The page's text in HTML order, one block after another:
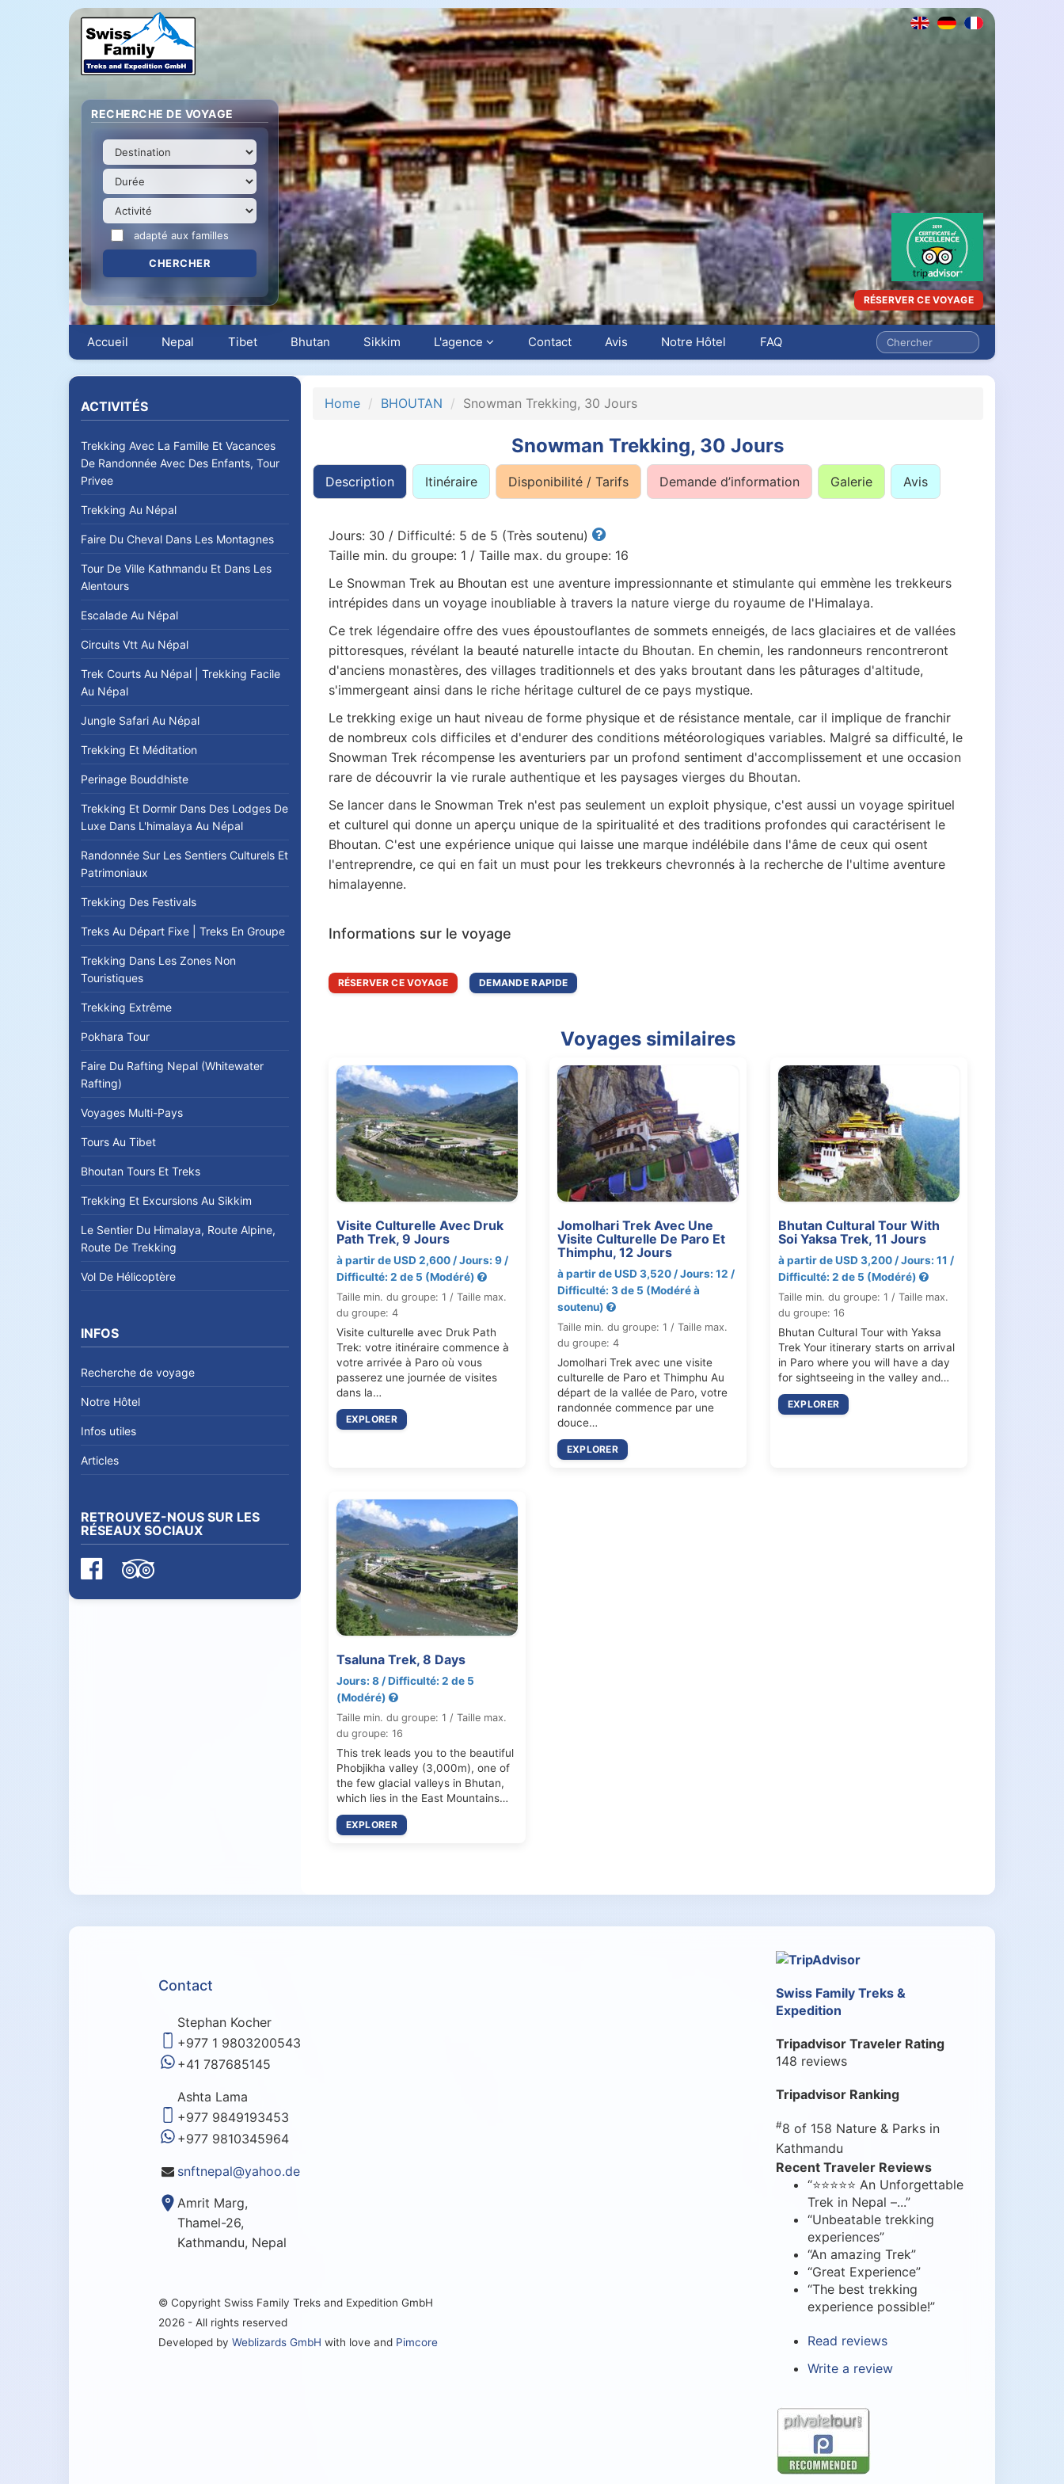
RECHERCHE DE VOYAGE
adapté aux familles
RÉSERVER CE VOYAGE
Accueil Nepal Tibet Bhutan Sikkim L'agence Contact Avis Notre Hôtel FAQ
ACTIVITÉS
Trekking Avec La Famille Et Vacances
De Randonnée Avec Des Enfants, Tour
Privee
Trekking Au Népal
Faire Du Cheval Dans Les Montagnes
Tour De Ville Kathmandu Et Dans Les
Alentours
Escalade Au Népal
Circuits Vtt Au Népal
Trek Courts Au Népal | Trekking Facile
Au Népal
Jungle Safari Au Népal
Trekking Et Méditation
Perinage Bouddhiste
Trekking Et Dormir Dans Des Lodges De
Luxe Dans L'himalaya Au Népal
Randonnée Sur Les Sentiers Culturels Et
Patrimoniaux
Trekking Des Festivals
Treks Au Départ Fixe | Treks En Groupe
Trekking Dans Les Zones Non
Touristiques
Trekking Extrême
Pokhara Tour
Faire Du Rafting Nepal (Whitewater
Rafting)
Voyages Multi-Pays
Tours Au Tibet
Bhoutan Tours Et Treks
Trekking Et Excursions Au Sikkim
Le Sentier Du Himalaya, Route Alpine,
Route De Trekking
Vol De Hélicoptère
INFOS
Recherche de voyage
Notre Hôtel
Infos utiles
Articles
RETROUVEZ-NOUS SUR LES
RÉSEAUX SOCIAUX
Home BHOUTAN Snowman Trekking, 30 Jours
Snowman Trekking, 30 Jours
Description Itinéraire Disponibilité / Tarifs Demande d’information Galerie Avis
Jours: 30 / Difficulté: 5 de 5 (Très soutenu)
Taille min. du groupe: 1 / Taille max. du groupe: 16
Le Snowman Trek au Bhoutan est une aventure impressionnante et stimulante qui emmène les trekkeurs
intrépides dans un voyage inoubliable à travers la nature vierge du royaume de l'Himalaya.
Ce trek légendaire offre des vues époustouflantes de sommets enneigés, de lacs glaciaires et de vallées
pittoresques, révélant la beauté naturelle intacte du Bhoutan. En chemin, les randonneurs rencontreront
d'anciens monastères, des villages traditionnels et des yaks broutant dans les pâturages d'altitude,
s'immergeant ainsi dans le riche héritage culturel de ce pays mystique.
Le trekking exige un haut niveau de forme physique et de résistance mentale, car il implique de franchir
de nombreux cols difficiles et d'endurer des conditions météorologiques variables. Malgré sa difficulté, le
Snowman Trek récompense les aventuriers par un profond sentiment d'accomplissement et une occasion
rare de découvrir la vie rurale authentique et les paysages vierges du Bhoutan.
Se lancer dans le Snowman Trek n'est pas seulement un exploit physique, c'est aussi un voyage spirituel
et culturel qui donne un aperçu unique de la spiritualité et des traditions profondes qui caractérisent le
Bhoutan. C'est une expérience unique qui laisse une marque indélébile dans l'âme de ceux qui osent
l'entreprendre, ce qui en fait un must pour les trekkeurs chevronnés à la recherche de l'ultime aventure
himalayenne.
Informations sur le voyage
RÉSERVER CE VOYAGE DEMANDE RAPIDE
Voyages similaires
Visite Culturelle Avec Druk
Path Trek, 9 Jours
à partir de USD 2,600 / Jours: 9 /
Difficulté: 2 de 5 (Modéré)
Taille min. du groupe: 1 / Taille max.
du groupe: 4
Visite culturelle avec Druk Path
Trek: votre itinéraire commence à
votre arrivée à Paro où vous
passerez une journée de visites
dans la…
EXPLORER
Jomolhari Trek Avec Une
Visite Culturelle De Paro Et
Thimphu, 12 Jours
à partir de USD 3,520 / Jours: 12 /
Difficulté: 3 de 5 (Modéré à
soutenu)
Taille min. du groupe: 1 / Taille max.
du groupe: 4
Jomolhari Trek avec une visite
culturelle de Paro et Thimphu Au
départ de la vallée de Paro, votre
randonnée commence par une
douce…
EXPLORER
Bhutan Cultural Tour With
Soi Yaksa Trek, 11 Jours
à partir de USD 3,200 / Jours: 11 /
Difficulté: 2 de 5 (Modéré)
Taille min. du groupe: 1 / Taille max.
du groupe: 16
Bhutan Cultural Tour with Yaksa
Trek Your itinerary starts on arrival
in Paro where you will have a day
for sightseeing in the valley and…
EXPLORER
Tsaluna Trek, 8 Days
Jours: 8 / Difficulté: 2 de 5
(Modéré)
Taille min. du groupe: 1 / Taille max.
du groupe: 16
This trek leads you to the beautiful
Phobjikha valley (3,000m), one of
the few glacial valleys in Bhutan,
which lies in the East Mountains…
EXPLORER
Contact
Stephan Kocher
+977 1 9803200543
+41 787685145
Ashta Lama
+977 9849193453
+977 9810345964
snftnepal@yahoo.de
Amrit Marg,
Thamel-26,
Kathmandu, Nepal
© Copyright Swiss Family Treks and Expedition GmbH
2026 - All rights reserved
Developed by Weblizards GmbH with love and Pimcore
Swiss Family Treks &
Expedition
Tripadvisor Traveler Rating
148 reviews
Tripadvisor Ranking
#8 of 158 Nature & Parks in
Kathmandu
Recent Traveler Reviews
“⭐⭐⭐⭐⭐ An Unforgettable
Trek in Nepal –...”
“Unbeatable trekking
experiences”
“An amazing Trek”
“Great Experience”
“The best trekking
experience possible!”
Read reviews
Write a review